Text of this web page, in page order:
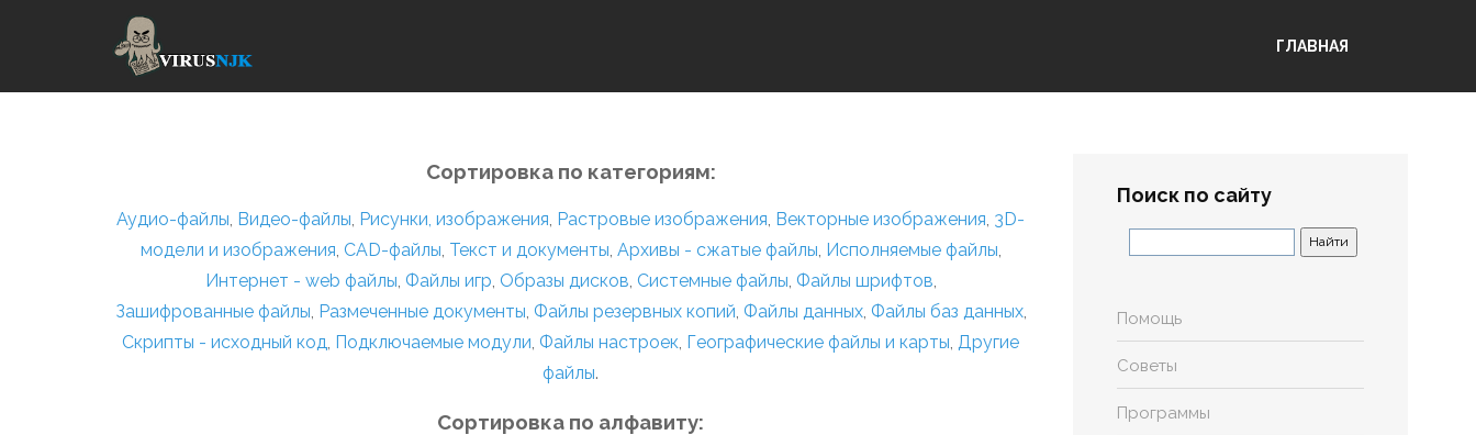
ГЛАВНАЯ
Сортировка по категориям:
Аудио-файлы, Видео-файлы, Рисунки, изображения, Растровые изображения, Векторные изображения, 3D-
модели и изображения, CAD-файлы, Текст и документы, Архивы - сжатые файлы, Исполняемые файлы,
Интернет - web файлы, Файлы игр, Образы дисков, Системные файлы, Файлы шрифтов,
Зашифрованные файлы, Размеченные документы, Файлы резервных копий, Файлы данных, Файлы баз данных,
Скрипты - исходный код, Подключаемые модули, Файлы настроек, Географические файлы и карты, Другие
файлы.
Сортировка по алфавиту:
Поиск по сайту
Помощь
Советы
Программы